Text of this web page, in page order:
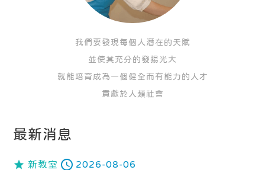
我們要發現每個人潛在的天賦
並使其充分的發揚光大
就能培育成為一個健全而有能力的人才
貢獻於人類社會
最新消息
新教室 2026-08-06